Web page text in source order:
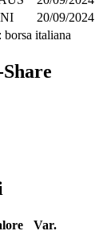
20/09/2024
borsa italiana
Var.